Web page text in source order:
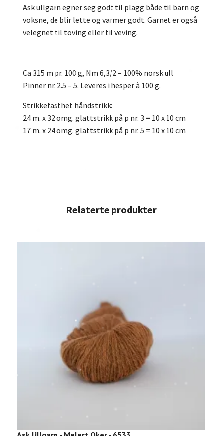
Ask ullgarn egner seg godt til plagg både til barn og
voksne, de blir lette og varmer godt. Garnet er også
velegnet til toving eller til veving.
Ca 315 m pr. 100 g, Nm 6,3/2 – 100% norsk ull
Pinner nr. 2.5 – 5. Leveres i hesper à 100 g.
Strikkefasthet håndstrikk:
24 m. x 32 omg. glattstrikk på p nr. 3 = 10 x 10 cm
17 m. x 24 omg. glattstrikk på p nr. 5 = 10 x 10 cm